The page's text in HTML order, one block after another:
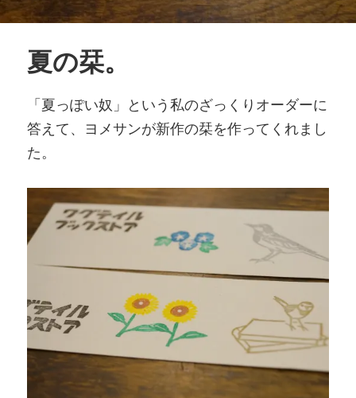
夏の栞。
「夏っぽい奴」という私のざっくりオーダーに
答えて、ヨメサンが新作の栞を作ってくれまし
た。